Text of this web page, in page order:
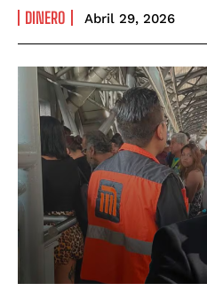
DINERO Abril 29, 2026